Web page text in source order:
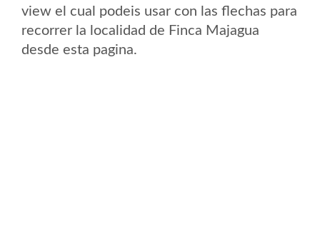
view el cual podeis usar con las flechas para
recorrer la localidad de Finca Majagua
desde esta pagina.